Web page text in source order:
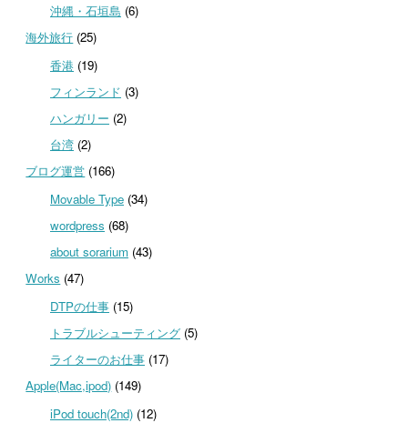
沖縄・石垣島 (6)
海外旅行 (25)
香港(19)
フィンランド (3)
ハンガリー (2)
台湾(2)
ブログ運営 (166)
Movable Type(34)
wordpress (68)
about sorarium(43)
Works (47)
DTPの仕事(15)
トラブルシューティング(5)
ライターのお仕事(17)
Apple(Mac,ipod) (149)
iPod touch(2nd)(12)